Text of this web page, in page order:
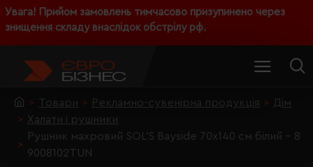
Увага! Прийом замовлень тимчасово призупинено через
знищення складу внаслідок обстрілу рф.
Товари Рекламно-сувенірна продукція
Дім
Халати і рушники
Рушник махровий SOL'S Bayside 70х140 см білий - 8
9008102TUN